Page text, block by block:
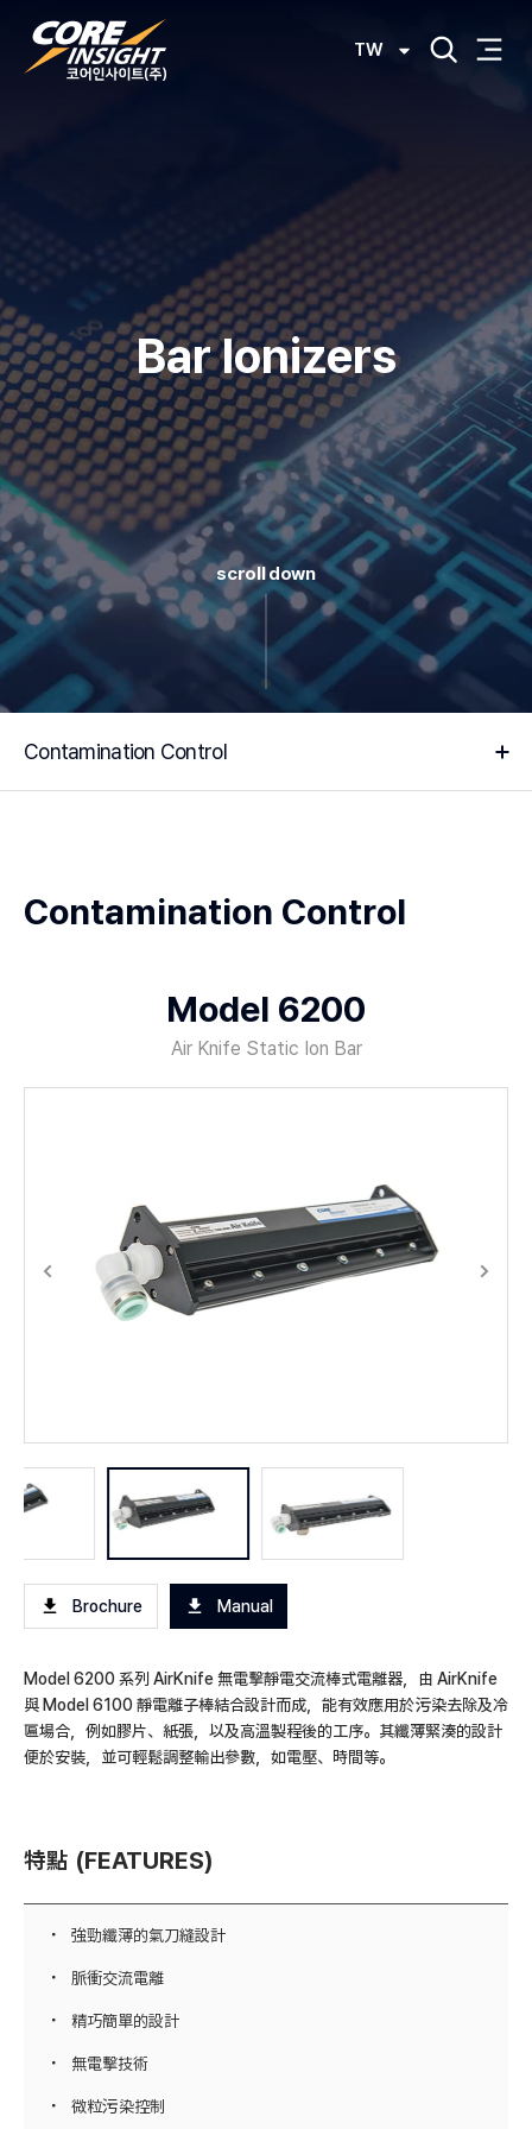
TW
Bar Ionizers
scroll down
Contamination Control
Contamination Control
Model 6200
Air Knife Static Ion Bar
Brochure Manual
Model 6200 系列 AirKnife 無電擊靜電交流棒式電離器，由 AirKnife
與 Model 6100 靜電離子棒結合設計而成，能有效應用於污染去除及冷
卻場合，例如膠片、紙張，以及高溫製程後的工序。其纖薄緊湊的設計
便於安裝，並可輕鬆調整輸出參數，如電壓、時間等。
特點 (FEATURES)
強勁纖薄的氣刀縫設計
脈衝交流電離
精巧簡單的設計
無電擊技術
微粒污染控制